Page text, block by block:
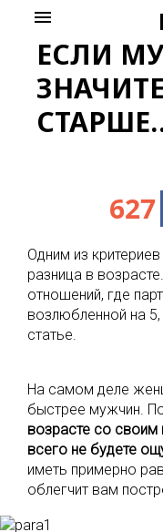
content
menu
ЕСЛИ
627
Одним из
разница в
отношений, где
возлюбленной на 5,
статье.
На самом деле
быстрее мужчин.
возрасте со
всего не будете
иметь примерно
облегчит вам